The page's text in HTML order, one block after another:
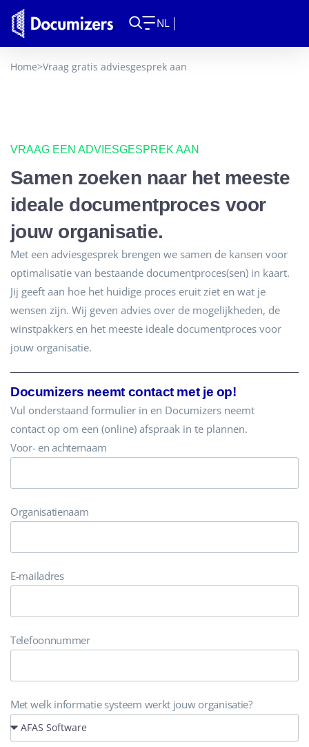
NL
Home>Vraag gratis adviesgesprek aan
VRAAG EEN ADVIESGESPREK AAN
Samen zoeken naar het meeste
ideale documentproces voor
jouw organisatie.
Met een adviesgesprek brengen we samen de kansen voor
optimalisatie van bestaande documentproces(sen) in kaart.
Jij geeft aan hoe het huidige proces eruit ziet en wat je
wensen zijn. Wij geven advies over de mogelijkheden, de
winstpakkers en het meeste ideale documentproces voor
jouw organisatie.
Documizers neemt contact met je op!
Vul onderstaand formulier in en Documizers neemt
contact op om een (online) afspraak in te plannen.
Voor- en achternaam
Organisatienaam
E-mailadres
Telefoonnummer
Met welk informatie systeem werkt jouw organisatie?